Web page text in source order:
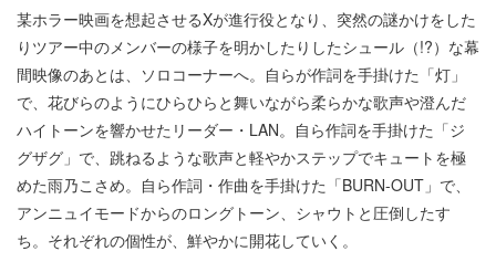
某ホラー映画を想起させるXが進行役となり、突然の謎かけをした
りツアー中のメンバーの様子を明かしたりしたシュール（!?）な幕
間映像のあとは、ソロコーナーへ。自らが作詞を手掛けた「灯」
で、花びらのようにひらひらと舞いながら柔らかな歌声や澄んだ
ハイトーンを響かせたリーダー・LAN。自ら作詞を手掛けた「ジ
グザグ」で、跳ねるような歌声と軽やかステップでキュートを極
めた雨乃こさめ。自ら作詞・作曲を手掛けた「BURN-OUT」で、
アンニュイモードからのロングトーン、シャウトと圧倒したす
ち。それぞれの個性が、鮮やかに開花していく。